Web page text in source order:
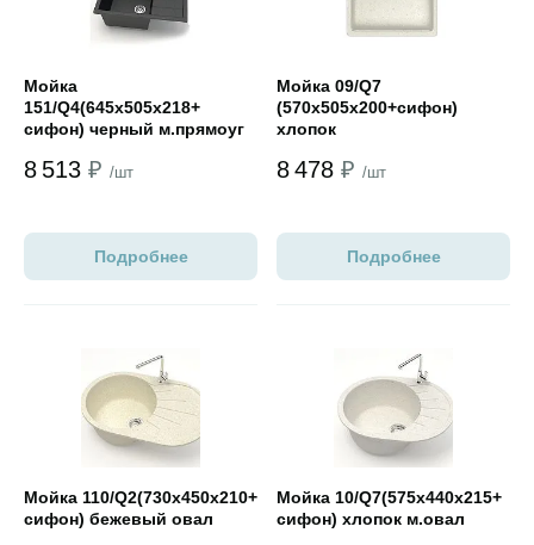
Мойка
151/Q4(645х505х218+
сифон) черный м.прямоуг
8 513 ₽ /шт
Подробнее
Мойка 09/Q7
(570х505х200+сифон)
хлопок
8 478 ₽ /шт
Подробнее
Мойка 110/Q2(730х450х210+
сифон) бежевый овал
Открыть товар
Мойка 10/Q7(575х440х215+
сифон) хлопок м.овал
Открыть товар